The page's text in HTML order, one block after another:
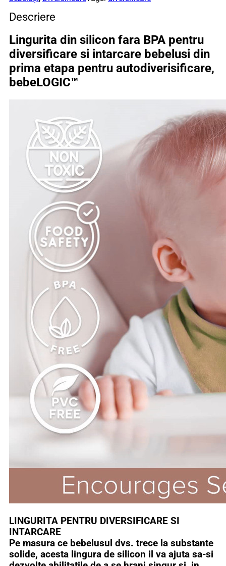
intarcare
bebelusi
din
etapa
pentru
autodiverisificare,
bebeLOGIC™
Descriere
Lingurita din silicon fara BPA pentru
diversificare si intarcare bebelusi din
prima etapa pentru autodiverisificare,
bebeLOGIC™
LINGURITA PENTRU DIVERSIFICARE SI
INTARCARE
Pe masura ce bebelusul dvs. trece la substante
solide, acesta lingura de silicon il va ajuta sa-si